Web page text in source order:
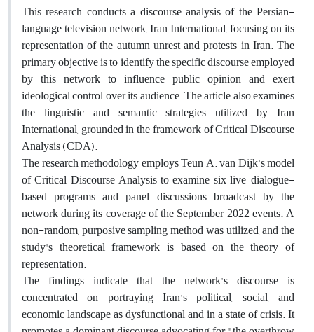
This research conducts a discourse analysis of the Persian-
language television network, Iran International, focusing on its
representation of the autumn unrest and protests in Iran. The
primary objective is to identify the specific discourse employed
by this network to influence public opinion and exert
ideological control over its audience. The article also examines
the linguistic and semantic strategies utilized by Iran
International, grounded in the framework of Critical Discourse
Analysis (CDA).
The research methodology employs Teun A. van Dijk's model
of Critical Discourse Analysis to examine six live, dialogue-
based programs and panel discussions broadcast by the
network during its coverage of the September 2022 events. A
non-random, purposive sampling method was utilized, and the
study's theoretical framework is based on the theory of
representation.
The findings indicate that the network's discourse is
concentrated on portraying Iran's political, social, and
economic landscape as dysfunctional and in a state of crisis. It